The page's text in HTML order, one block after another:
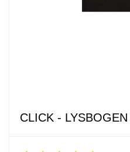
CLICK - LYSBOGEN